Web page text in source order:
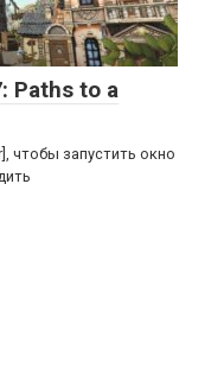
Paths to a
чтобы запустить окно